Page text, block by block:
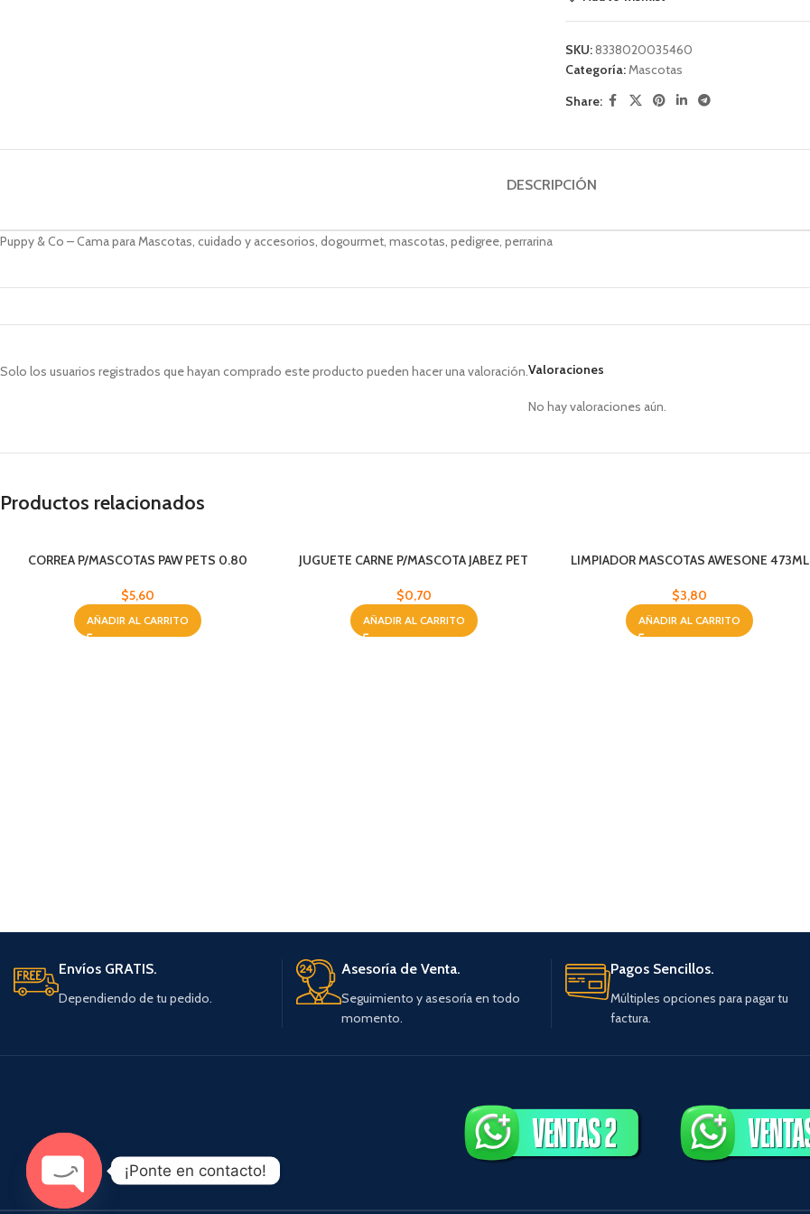
SKU:8338020035460
Categoría:Mascotas
Share:
DESCRIPCIÓN
Puppy & Co – Cama para Mascotas, cuidado y accesorios, dogourmet, mascotas, pedigree, perrarina
Valoraciones
No hay valoraciones aún.
Solo los usuarios registrados que hayan comprado este producto pueden hacer una valoración.
Productos relacionados
CORREA P/MASCOTAS PAW PETS 0.80
$5,60
AÑADIR AL CARRITO
JUGUETE CARNE P/MASCOTA JABEZ PET
$0,70
AÑADIR AL CARRITO
LIMPIADOR MASCOTAS AWESONE 473ML
$3,80
AÑADIR AL CARRITO
Envíos GRATIS.
Dependiendo de tu pedido.
Asesoría de Venta.
Seguimiento y asesoría en todo
momento.
Pagos Sencillos.
Múltiples opciones para pagar tu
factura.
¡Ponte en contacto!